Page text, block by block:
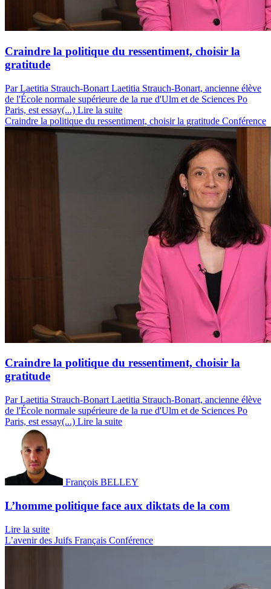
Craindre la politique du ressentiment, choisir la
gratitude
Par Laetitia Strauch-Bonart Laetitia Strauch-Bonart, ancienne élève
de l'École normale supérieure de la rue d'Ulm et de Sciences Po
Paris, est essay(...) Lire la suite
Craindre la politique du ressentiment, choisir la gratitude Conférence
Craindre la politique du ressentiment, choisir la
gratitude
Par Laetitia Strauch-Bonart Laetitia Strauch-Bonart, ancienne élève
de l'École normale supérieure de la rue d'Ulm et de Sciences Po
Paris, est essay(...) Lire la suite
François BELLEY
L’homme politique face aux diktats de la com
Lire la suite
L’avenir des Juifs Français Conférence